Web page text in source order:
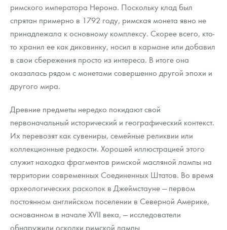
римского императора Нерона. Поскольку клад был
спрятан примерно в 1792 году, римская монета явно не
принадлежала к основному комплексу. Скорее всего, кто-
то хранил ее как диковинку, носил в кармане или добавил
в свои сбережения просто из интереса. В итоге она
оказалась рядом с монетами совершенно другой эпохи и
другого мира.
Древние предметы нередко покидают свой
первоначальный исторический и географический контекст.
Их перевозят как сувениры, семейные реликвии или
коллекционные редкости. Хорошей иллюстрацией этого
служит находка фрагментов римской масляной лампы на
территории современных Соединенных Штатов. Во время
археологических раскопок в Джеймстауне — первом
постоянном английском поселении в Северной Америке,
основанном в начале XVII века, — исследователи
обнаружили осколки римской лампы